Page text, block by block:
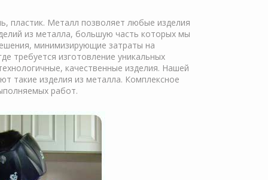
пластик. Металл позволяет любые изделия
из металла, большую часть которых мы
минимизирующие затраты на
требуется изготовление уникальных
качественные изделия. Нашей
такие изделия из металла. Комплексное
работ.